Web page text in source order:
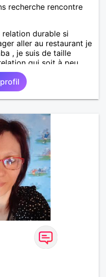
recherche rencontre
durable si
aller au restaurant je
, je suis de taille
qui soit à peu
de résidence Surtout
qui se trouvent loin de
bloque.